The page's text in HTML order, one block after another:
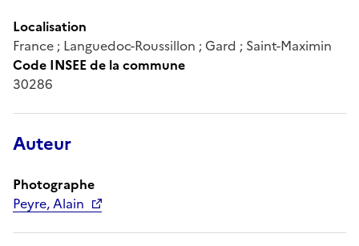
Localisation
France ; Languedoc-Roussillon ; Gard ; Saint-Maximin
Code INSEE de la commune
30286
Auteur
Photographe
Peyre, Alain